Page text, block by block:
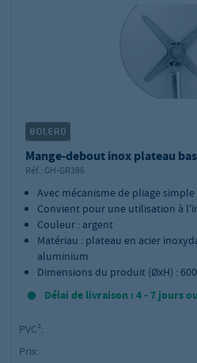
Mange-debout inox plateau
Réf.: GH-GR396
Avec mécanisme de pliage
Convient pour une utilisation à
Couleur : argent
Matériau : plateau en acier
aluminium
Dimensions du produit (ØxH) :
Délai de livraison : 4 - 7 jours
PVC²:
Prix: